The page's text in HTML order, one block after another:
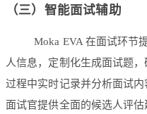
（三）智能面试辅助
Moka EVA 在面试环节
人信息，定制化生成面试题
过程中实时记录并分析面试
面试官提供全面的候选人评